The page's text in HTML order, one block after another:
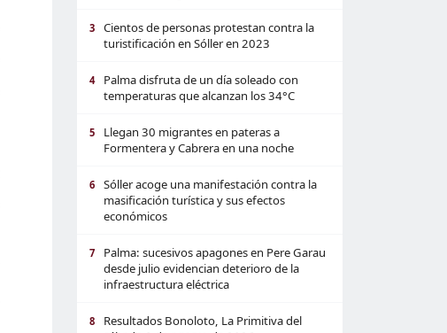
3
Cientos de personas protestan contra la
turistificación en Sóller en 2023
4
Palma disfruta de un día soleado con
temperaturas que alcanzan los 34°C
5
Llegan 30 migrantes en pateras a
Formentera y Cabrera en una noche
6
Sóller acoge una manifestación contra la
masificación turística y sus efectos
económicos
7
Palma: sucesivos apagones en Pere Garau
desde julio evidencian deterioro de la
infraestructura eléctrica
8
Resultados Bonoloto, La Primitiva del